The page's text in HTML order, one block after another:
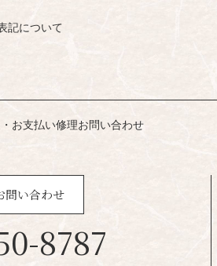
記について
お支払い修理お問い合わせ
問い合わせ
8787